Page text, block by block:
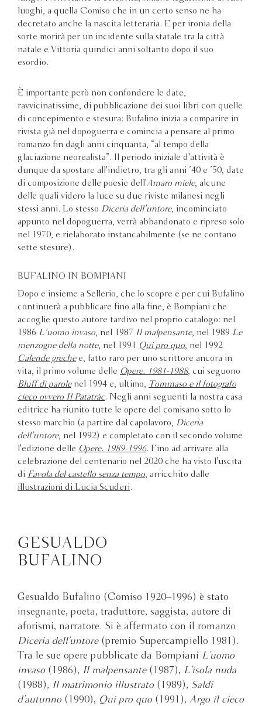
luoghi, a quella Comiso che in un certo senso ne ha
decretato anche la nascita letteraria. E per ironia della
sorte morirà per un incidente sulla statale tra la città
natale e Vittoria quindici anni soltanto dopo il suo
esordio.
È importante però non confondere le date,
ravvicinatissime, di pubblicazione dei suoi libri con quelle
di concepimento e stesura: Bufalino inizia a comparire in
rivista già nel dopoguerra e comincia a pensare al primo
romanzo fin dagli anni cinquanta, “al tempo della
glaciazione neorealista”. Il periodo iniziale d'attività è
dunque da spostare all'indietro, tra gli anni ’40 e ’50, date
di composizione delle poesie dell'Amaro miele, alcune
delle quali videro la luce su due riviste milanesi negli
stessi anni. Lo stesso Diceria dell'untore, incominciato
appunto nel dopoguerra, verrà abbandonato e ripreso solo
nel 1970, e rielaborato instancabilmente (se ne contano
sette stesure).
BUFALINO IN BOMPIANI
Dopo e insieme a Sellerio, che lo scopre e per cui Bufalino
continuerà a pubblicare fino alla fine, è Bompiani che
accoglie questo autore tardivo nel proprio catalogo: nel
1986 L'uomo invaso , nel 1987 Il malpensante, nel 1989 Le
menzogne della notte, nel 1991 Qui pro quo , nel 1992
Calende grechee, fatto raro per uno scrittore ancora in
vita, il primo volume delle Opere. 1981-1988, cui seguono
Bluff di parolenel 1994 e, ultimo,
Tommaso e il fotografo
cieco ovvero Il Patatràc. Negli anni seguenti la nostra casa
editrice ha riunito tutte le opere del comisano sotto lo
stesso marchio (a partire dal capolavoro,
Diceria
dell'untore, nel 1992) e completato con il secondo volume
l'edizione delle Opere. 1989-1996. Fino ad arrivare alla
celebrazione del centenario nel 2020 che ha visto l'uscita
di Favola del castello senza tempo , arricchito dalle
illustrazioni di Lucia Scuderi .
GESUALDO
BUFALINO
Gesualdo Bufalino (Comiso 1920–1996) è stato
insegnante, poeta, traduttore, saggista, autore di
aforismi, narratore. Si è affermato con il romanzo
Diceria dell’untore(premio Supercampiello 1981).
Tra le sue opere pubblicate da Bompiani L’uomo
invaso (1986), Il malpensante (1987), L’isola nuda
(1988), Il matrimonio illustrato (1989), Saldi
d’autunno (1990), Qui pro quo (1991), Argo il cieco